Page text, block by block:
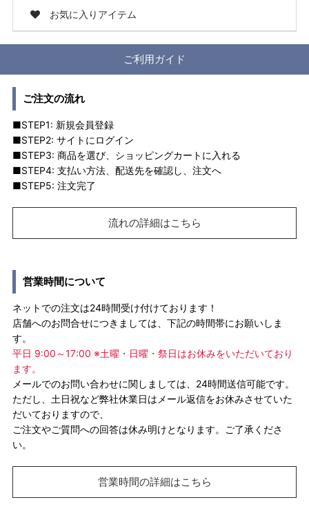
お気に入りアイテム
ご利用ガイド
ご注文の流れ
■STEP1: 新規会員登録
■STEP2: サイトにログイン
■STEP3: 商品を選び、ショッピングカートに入れる
■STEP4: 支払い方法、配送先を確認し、注文へ
■STEP5: 注文完了
流れの詳細はこちら
営業時間について
ネットでの注文は24時間受け付けております！
店舗へのお問合せにつきましては、下記の時間帯にお願いしま
す。
平日 9:00～17:00 ※土曜・日曜・祭日はお休みをいただいており
ます。
メールでのお問い合わせに関しましては、24時間送信可能です。
ただし、土日祝など弊社休業日はメール返信をお休みさせていた
だいておりますので、
ご注文やご質問への回答は休み明けとなります。ご了承くださ
い。
営業時間の詳細はこちら